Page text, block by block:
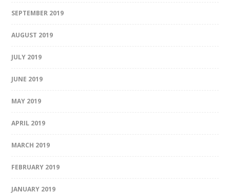
SEPTEMBER 2019
AUGUST 2019
JULY 2019
JUNE 2019
MAY 2019
APRIL 2019
MARCH 2019
FEBRUARY 2019
JANUARY 2019